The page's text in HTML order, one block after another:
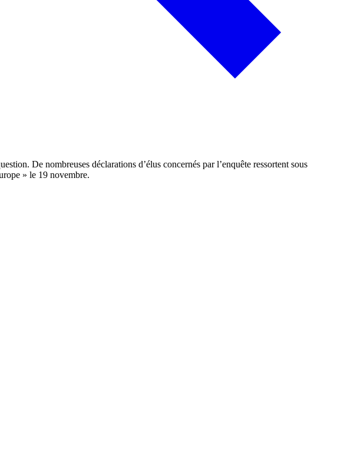
De nombreuses déclarations d’élus concernés par l’enquête ressortent sous
» le 19 novembre.